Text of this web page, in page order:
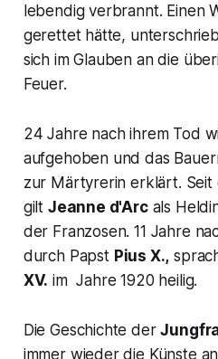
lebendig verbrannt. Einen
gerettet hätte,
sich im Glauben an die
Feuer.
24 Jahre nach ihrem Tod
aufgehoben und das
zur Märtyrerin erklärt. Seit
gilt Jeanne d'Arcals
der Franzosen. 11 Jahre
durch Papst Pius X.,
XV. im Jahre 1920 heilig.
Die Geschichte der
immer wieder die Künste